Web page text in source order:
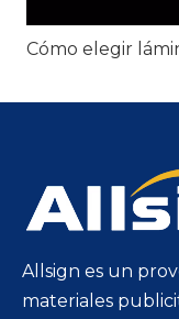
Allsign es un
materiales